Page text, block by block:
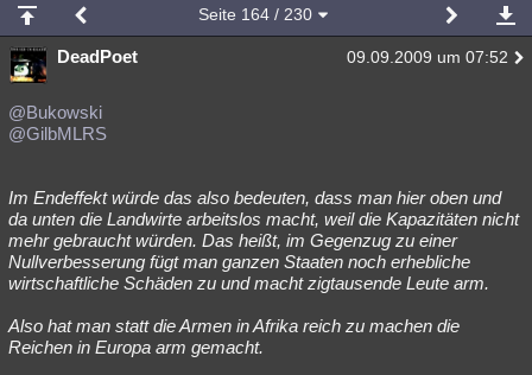
meine Rubriken
Menschen Wissenschaft Mystery Kriminalfälle
Spiritualität
weitere Rubriken
Philosophie Träume Orte Esoterik Literatur
Astronomie Helpdesk Gruppen Gaming Filme
Musik Clash Verbesserungen Allmystery English
Übersichten
Seite 164/ 230
DeadPoet 09.09.2009 um 07:52
@Bukowski
@GilbMLRS
Im Endeffekt würde das also bedeuten, dass man hier oben und
da unten die Landwirte arbeitslos macht, weil die Kapazitäten nicht
mehr gebraucht würden. Das heißt, im Gegenzug zu einer
Nullverbesserung fügt man ganzen Staaten noch erhebliche
wirtschaftliche Schäden zu und macht zigtausende Leute arm.
Also hat man statt die Armen in Afrika reich zu machen die
Reichen in Europa arm gemacht.